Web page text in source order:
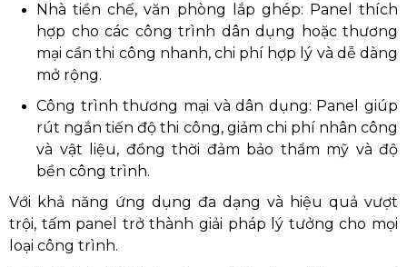
Nhà tiền chế, văn phòng lắp ghép: Panel thích
hợp cho các công trình dân dụng hoặc thương
mại cần thi công nhanh, chi phí hợp lý và dễ dàng
mở rộng.
Công trình thương mại và dân dụng: Panel giúp
rút ngắn tiến độ thi công, giảm chi phí nhân công
và vật liệu, đồng thời đảm bảo thẩm mỹ và độ
bền công trình.
Với khả năng ứng dụng đa dạng và hiệu quả vượt
trội, tấm panel trở thành giải pháp lý tưởng cho mọi
loại công trình.